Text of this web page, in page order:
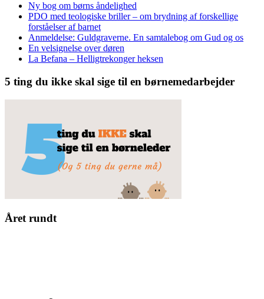
Ny bog om børns åndelighed
PDO med teologiske briller – om brydning af forskellige
forståelser af barnet
Anmeldelse: Guldgraverne. En samtalebog om Gud og os
En velsignelse over døren
La Befana – Helligtrekonger heksen
5 ting du ikke skal sige til en børnemedarbejder
Året rundt